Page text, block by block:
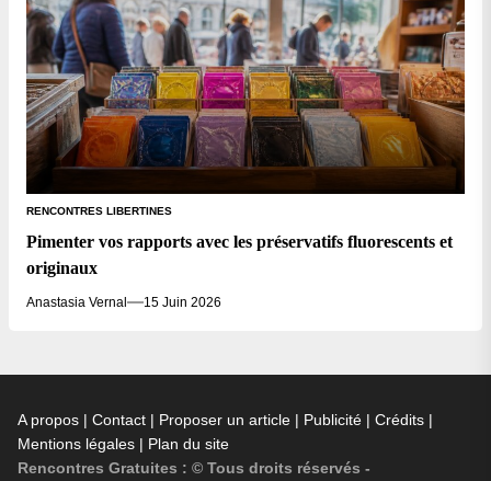
RENCONTRES LIBERTINES
Pimenter vos rapports avec les préservatifs fluorescents et
originaux
Anastasia Vernal 15 Juin 2026
A propos | Contact | Proposer un article | Publicité | Crédits |
Mentions légales | Plan du site
Rencontres Gratuites : © Tous droits réservés -